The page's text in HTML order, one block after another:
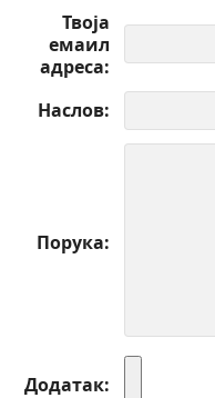
Твоја
емаил
адреса
Наслов
Порука
Додатак